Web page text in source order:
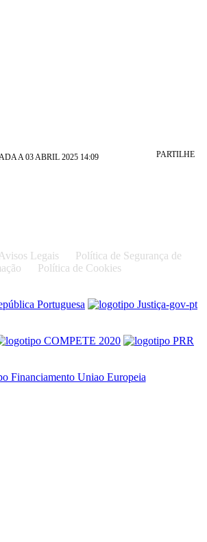
A 03 ABRIL 2025 14:09 PARTILHE
Avisos Legais
Política de Segurança de
Política de Cookies